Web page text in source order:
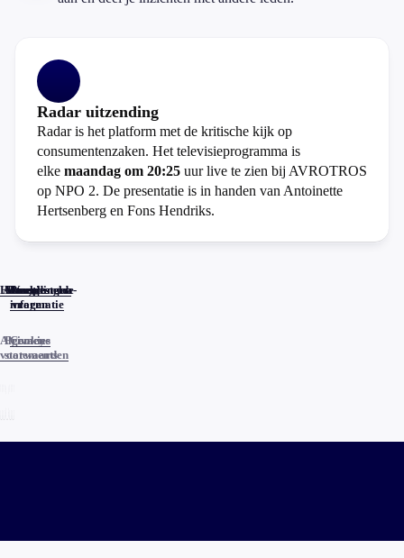
Radar uitzending
Radar is het platform met de kritische kijk op
consumentenzaken. Het televisieprogramma is
elke maandag om 20:25 uur live te zien bij AVROTROS
op NPO 2. De presentatie is in handen van Antoinette
Hertsenberg en Fons Hendriks.
Home
Actueel
Uitzendingen
Reacties
Programma-
informatie
Veelgestelde
vragen
Algemene
voorwaarden
Privacy
statements
Cookies